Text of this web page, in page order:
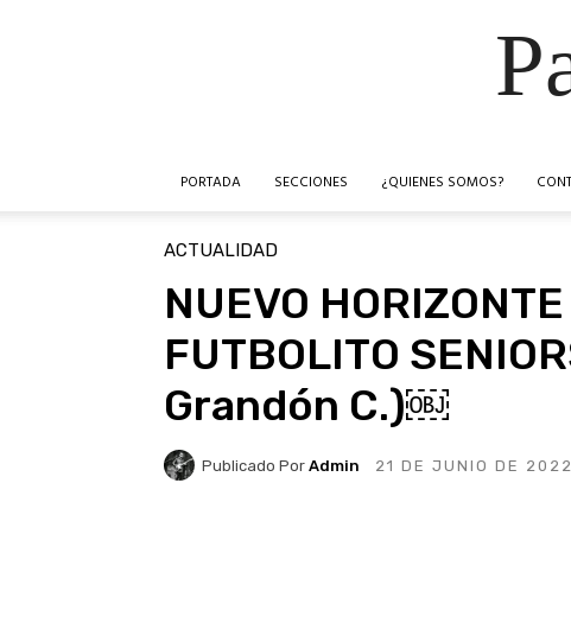
PORTADA SECCIONES ¿QUIENES SOMOS?
ACTUALIDAD
NUEVO
FUTBOLITO
Grandón C.)￼
Publicado Por Admin 21 DE JUNIO DE 2022